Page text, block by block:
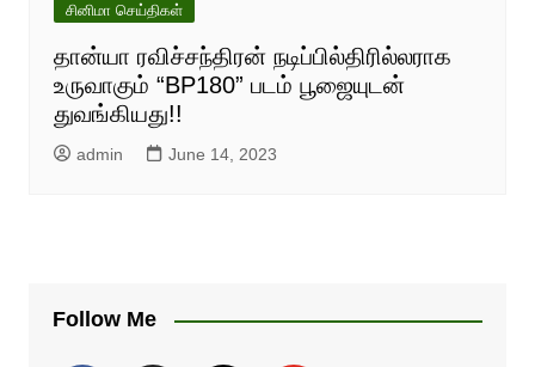
சினிமா செய்திகள்
தான்யா ரவிச்சந்திரன் நடிப்பில்திரில்லராக
உருவாகும் “BP180” படம் பூஜையுடன்
துவங்கியது!!
admin June 14, 2023
Follow Me